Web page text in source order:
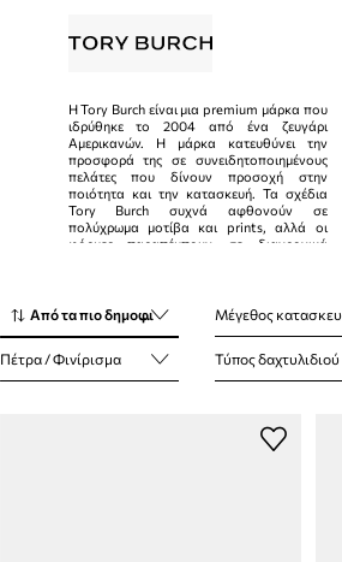
Η Tory Burch είναι μια premium μάρκα που
ιδρύθηκε το 2004 από ένα ζευγάρι
Αμερικανών. Η μάρκα κατευθύνει την
προσφορά της σε συνειδητοποιημένους
πελάτες που δίνουν προσοχή στην
ποιότητα και την κατασκευή. Τα σχέδια
Tory Burch συχνά αφθονούν σε
πολύχρωμα μοτίβα και prints, αλλά οι
φόρμες παραπέμπουν σε διαχρονικά
Από τα πιο δημοφιλή Μέγεθος
Πέτρα / Φινίρισμα Τύπος δαχτυλιδιού